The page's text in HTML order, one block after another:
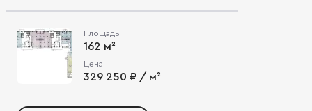
Площадь
162 м²
Цена
329 250 ₽ / м²